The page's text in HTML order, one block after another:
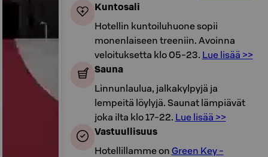
Kuntosali
Hotellin kuntoiluhuone sopii
monenlaiseen treeniin. Avoinna
veloituksetta klo 05-23. Lue lisää >>
Sauna
Linnunlaulua, jalkakylpyjä ja
lempeitä löylyjä. Saunat lämpiävät
joka ilta klo 17-22. Lue lisää >>
Vastuullisuus
Hotellillamme on Green Key -